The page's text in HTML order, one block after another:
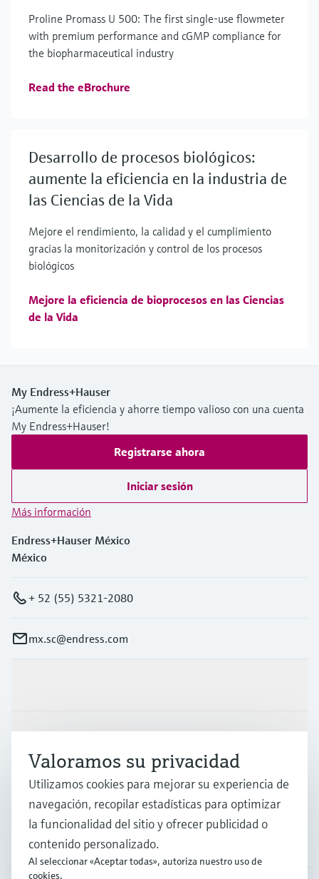
Proline Promass U 500: The first single-use flowmeter
with premium performance and cGMP compliance for
the biopharmaceutical industry
Read the eBrochure
Desarrollo de procesos biológicos:
aumente la eficiencia en la industria de
las Ciencias de la Vida
Mejore el rendimiento, la calidad y el cumplimiento
gracias la monitorización y control de los procesos
biológicos
Mejore la eficiencia de bioprocesos en las Ciencias
de la Vida
My Endress+Hauser
¡Aumente la eficiencia y ahorre tiempo valioso con una cuenta
My Endress+Hauser!
Registrarse ahora
Iniciar sesión
Más información
Endress+Hauser México
México
+ 52 (55) 5321-2080
mx.sc@endress.com
Soporte
Compañía
Valoramos su privacidad
Utilizamos cookies para mejorar su experiencia de
navegación, recopilar estadísticas para optimizar
la funcionalidad del sitio y ofrecer publicidad o
contenido personalizado.
Al seleccionar «Aceptar todas», autoriza nuestro uso de
cookies.